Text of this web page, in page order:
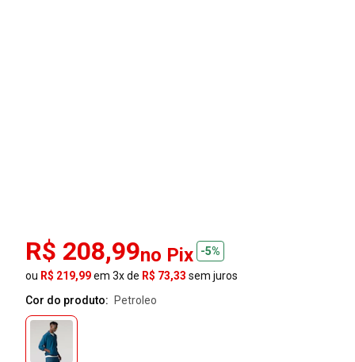
R$ 208,99no Pix
-5%
ou R$ 219,99em 3x de R$ 73,33 sem juros
Cor do produto:
petroleo